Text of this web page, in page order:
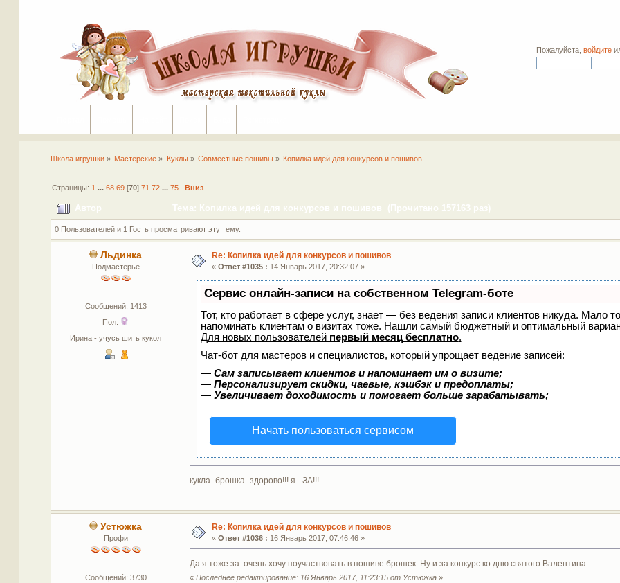
Пожалуйста,войдите
Школа игрушки » Мастерские » Куклы» Совместные пошивы » Копилка идей для конкурсов и пошивов
Страницы: 1 ...68 69 [70]71 72 ...75 Вниз
Автор Тема: Копилка идей для конкурсов и пошивов (Прочитано 157163 раз)
0 Пользователей и 1 Гость просматривают эту тему.
Льдинка
Подмастерье
Сообщений: 1413
Пол:
Ирина - учусь шить кукол
Re: Копилка идей для конкурсов и пошивов
« Ответ #1035 : 14 Январь 2017, 20:32:07 »
Сервис онлайн-записи на собственном Telegram-боте
Тот, кто работает в сфере услуг, знает — без ведения записи клиентов никуда. Мало
напоминать клиентам о визитах тоже. Нашли самый бюджетный и оптимальный
Для новых пользователей первый месяц бесплатно.
Чат-бот для мастеров и специалистов, который упрощает ведение записей:
— Сам записывает клиентов и напоминает им о визите;
— Персонализирует скидки, чаевые, кэшбэк и предоплаты;
— Увеличивает доходимость и помогает больше зарабатывать;
Начать пользоваться сервисом
кукла- брошка- здорово!!! я - ЗА!!!
Устюжка
Профи
Сообщений: 3730
Re: Копилка идей для конкурсов и пошивов
« Ответ #1036 : 16 Январь 2017, 07:46:46 »
Да я тоже за очень хочу поучаствовать в пошиве брошек. Ну и за конкурс ко дню святого Валентина
« Последнее редактирование: 16 Январь 2017, 11:23:15 от Устюжка»